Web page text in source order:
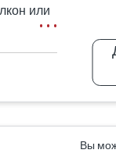
или
дома,
Вы